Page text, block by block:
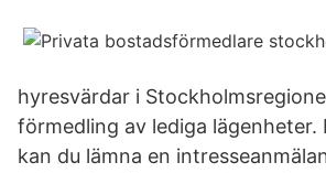
hyresvärdar i
förmedling av lediga lägenheter.
kan du lämna en